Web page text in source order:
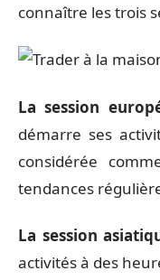
connaître les trois
La session
démarre ses
considérée
tendances
La session
activités à des